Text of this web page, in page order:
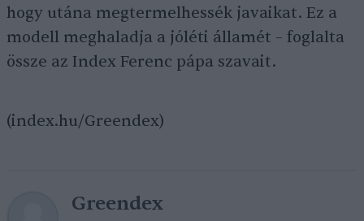
hogy utána megtermelhessék javaikat. Ez a
modell meghaladja a jóléti államét – foglalta
össze az Index Ferenc pápa szavait.
(index.hu/Greendex)
Greendex